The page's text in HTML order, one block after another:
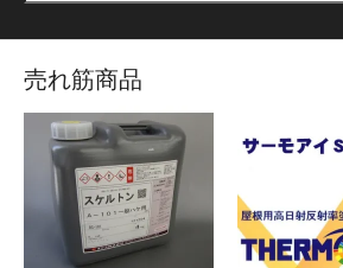
売れ筋商品